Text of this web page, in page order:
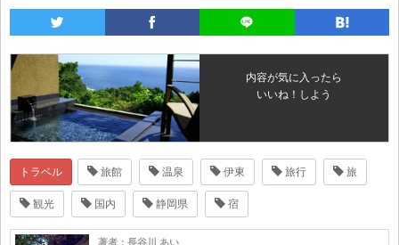
内容が気に入ったら
いいね！しよう
トラベル 旅館 温泉 伊東 旅行 旅
観光 国内 静岡県 宿
著者：長谷川 あい